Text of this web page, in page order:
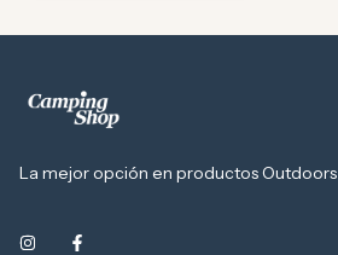
La mejor opción en productos Outdoors